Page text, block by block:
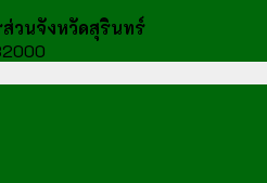
วนจังหวัดสุรินทร์